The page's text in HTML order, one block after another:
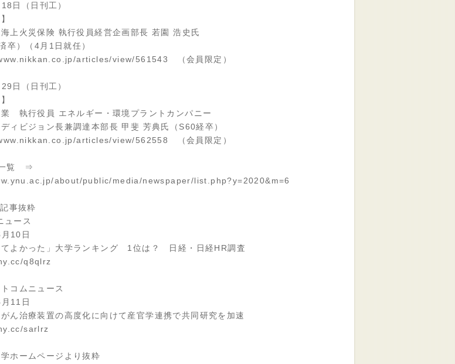
日（日刊工）
災保険 執行役員経営企画部長 若園 浩史氏
（4月1日就任）
articles/view/561543 （会員限定）
日（日刊工）
行役員 エネルギー・環境プラントカンパニー
ジョン長兼調達本部長 甲斐 芳典氏（S60経卒）
articles/view/562558 （会員限定）
一覧 ⇒
about/public/media/newspaper/list.php?y=2020&m=6
事抜粋
ース
10日
かった」大学ランキング 1位は？ 日経・日経HR調査
q8qlrz
コムニュース
11日
療装置の高度化に向けて産官学連携で共同研究を加速
sarlrz
ホームページより抜粋